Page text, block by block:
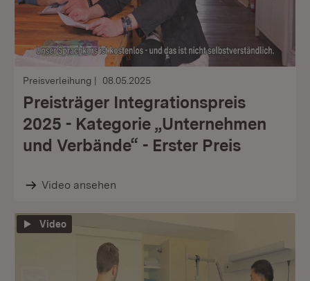
Preisverleihung 08.05.2025
Preisträger Integrationspreis
2025 - Kategorie „Unternehmen
und Verbände“ - Erster Preis
Video ansehen
Video